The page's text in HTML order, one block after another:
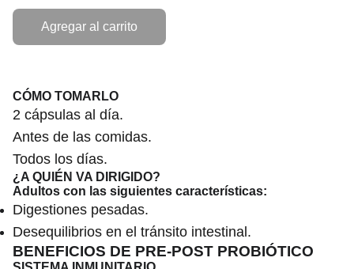
Agregar al carrito
CÓMO TOMARLO
2 cápsulas al día.
Antes de las comidas.
Todos los días.
¿A QUIÉN VA DIRIGIDO?
Adultos con las siguientes características:
Digestiones pesadas.
Desequilibrios en el tránsito intestinal.
BENEFICIOS DE PRE-POST PROBIÓTICO